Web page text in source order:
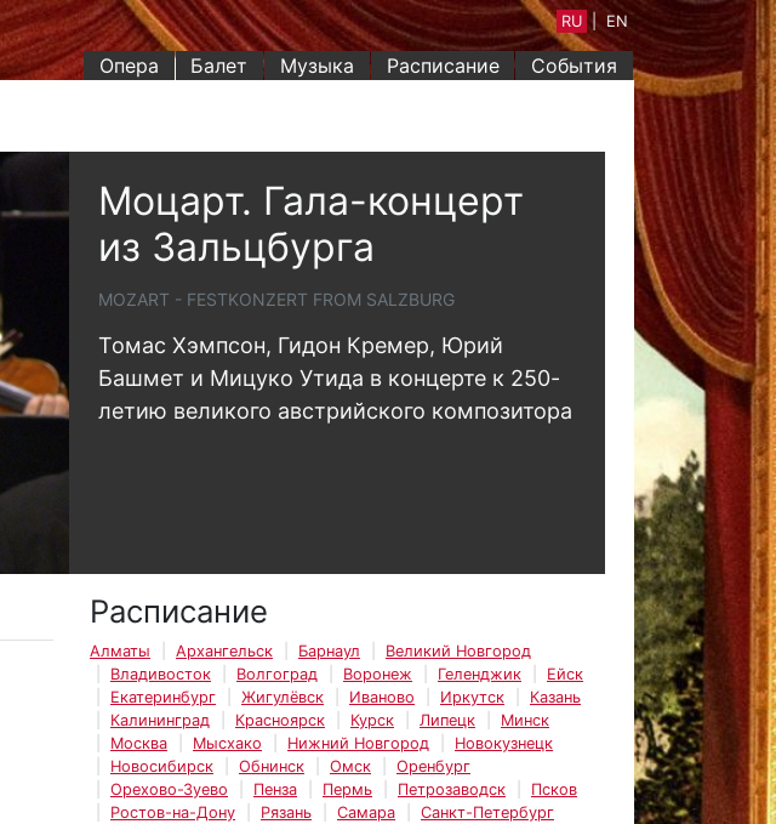
Опера Балет Музыка Расписание События
RU EN
Моцарт. Гала-концерт
из Зальцбурга
MOZART - FESTKONZERT FROM SALZBURG
Томас Хэмпсон, Гидон Кремер, Юрий
Башмет и Мицуко Утида в концерте к 250-
летию великого австрийского композитора
Расписание
Алматы Архангельск Барнаул
Великий Новгород
Владивосток
Волгоград Воронеж Геленджик
Ейск
Екатеринбург
Жигулёвск Иваново Иркутск
Казань
Калининград
Красноярск Курск Липецк
Минск
Москва
Мысхако Нижний Новгород
Новокузнецк
Новосибирск
Обнинск Омск
Оренбург
Орехово-Зуево
Пенза Пермь Петрозаводск
Псков
Ростов-на-Дону
Рязань Самара
Санкт-Петербург